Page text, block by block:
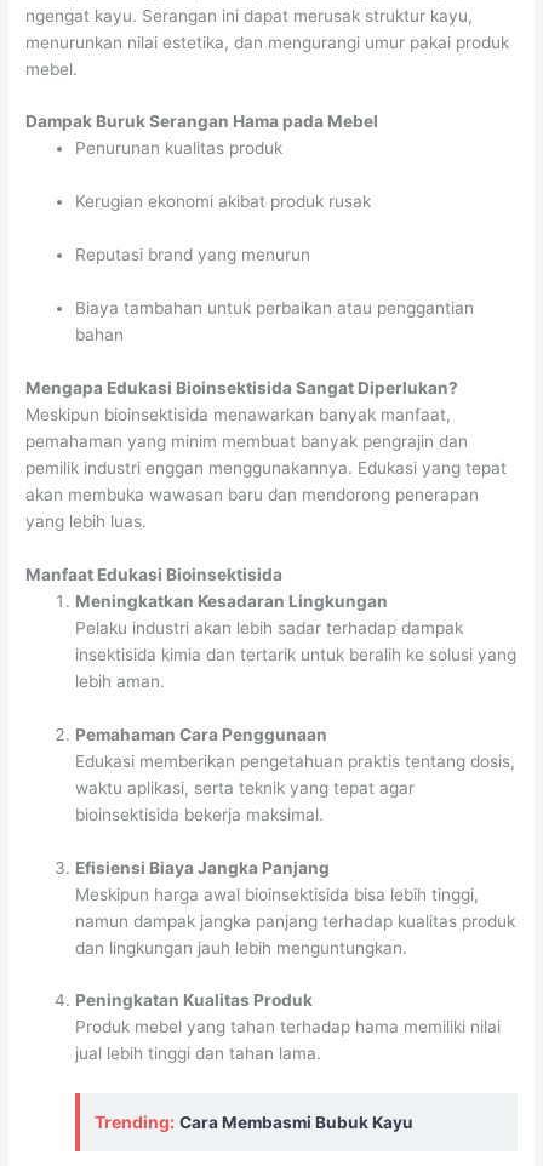
ngengat kayu. Serangan ini dapat merusak struktur kayu,
menurunkan nilai estetika, dan mengurangi umur pakai produk
mebel.
Dampak Buruk Serangan Hama pada Mebel
Penurunan kualitas produk
Kerugian ekonomi akibat produk rusak
Reputasi brand yang menurun
Biaya tambahan untuk perbaikan atau penggantian
bahan
Mengapa Edukasi Bioinsektisida Sangat Diperlukan?
Meskipun bioinsektisida menawarkan banyak manfaat,
pemahaman yang minim membuat banyak pengrajin dan
pemilik industri enggan menggunakannya. Edukasi yang tepat
akan membuka wawasan baru dan mendorong penerapan
yang lebih luas.
Manfaat Edukasi Bioinsektisida
Meningkatkan Kesadaran Lingkungan
Pelaku industri akan lebih sadar terhadap dampak
insektisida kimia dan tertarik untuk beralih ke solusi yang
lebih aman.
Pemahaman Cara Penggunaan
Edukasi memberikan pengetahuan praktis tentang dosis,
waktu aplikasi, serta teknik yang tepat agar
bioinsektisida bekerja maksimal.
Efisiensi Biaya Jangka Panjang
Meskipun harga awal bioinsektisida bisa lebih tinggi,
namun dampak jangka panjang terhadap kualitas produk
dan lingkungan jauh lebih menguntungkan.
Peningkatan Kualitas Produk
Produk mebel yang tahan terhadap hama memiliki nilai
jual lebih tinggi dan tahan lama.
Trending: Cara Membasmi Bubuk Kayu